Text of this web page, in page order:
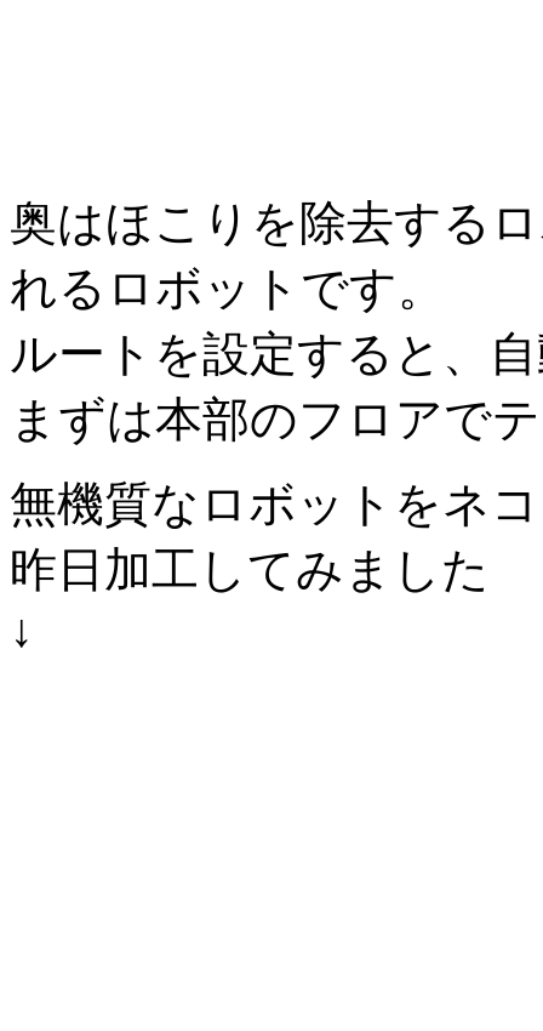
奥はほこりを除去する
れるロボットです。
ルートを設定すると、
まずは本部のフロアで
無機質なロボットをネ
昨日加工してみました
↓